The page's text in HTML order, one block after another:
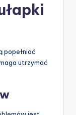
popełniać
utrzymać